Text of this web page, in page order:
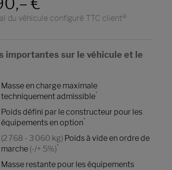
du véhicule configuré TTC clienta)
importantes sur le véhicule et le
Masse en charge maximale
techniquement admissible*
Poids défini par le constructeur pour les
équipements en option*
(2 768 - 3 060 kg) Poids à vide en ordre de
marche(-/+ 5%)*
Masse restante pour les équipements